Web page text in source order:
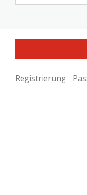
Registrierung